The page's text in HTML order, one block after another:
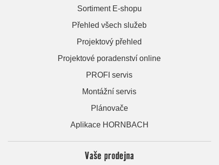
Sortiment E-shopu
Přehled všech služeb
Projektový přehled
Projektové poradenství online
PROFI servis
Montážní servis
Plánovače
Aplikace HORNBACH
Vaše prodejna